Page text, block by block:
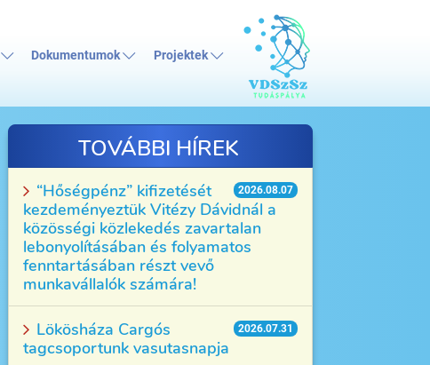
Dokumentumok Projektek
TOVÁBBI HÍREK
2026.08.07
“Hőségpénz” kifizetését
kezdeményeztük Vitézy Dávidnál a
közösségi közlekedés zavartalan
lebonyolításában és folyamatos
fenntartásában részt vevő
munkavállalók számára!
2026.07.31
Lökösháza Cargós
tagcsoportunk vasutasnapja